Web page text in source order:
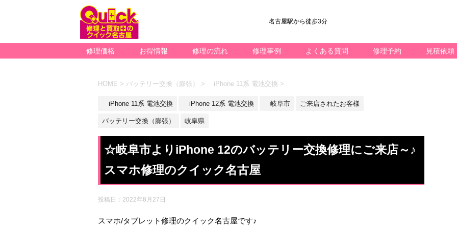
名古屋駅から徒歩3分
修理価格 お得情報 修理の流れ 修理事例 よくある質問 修理予約 見積依頼
HOME > バッテリー交換（膨張） > iPhone 11系 電池交換 >
iPhone 11系 電池交換 iPhone 12系 電池交換 岐阜市 ご来店されたお客様
バッテリー交換（膨張） 岐阜県
☆岐阜市よりiPhone 12のバッテリー交換修理にご来店～♪
スマホ修理のクイック名古屋
投稿日： 2022年8月27日
スマホ/タブレット修理のクイック名古屋です♪